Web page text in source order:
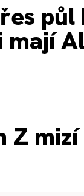
půl
mají
Z mizí